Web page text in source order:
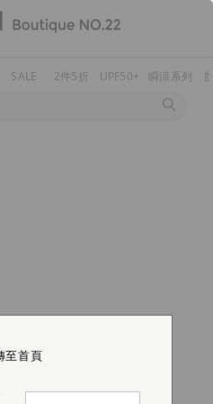
SALE 2件5折 UPF50+ 瞬涼系列
至首頁
至首頁
至首頁
至首頁
至首頁